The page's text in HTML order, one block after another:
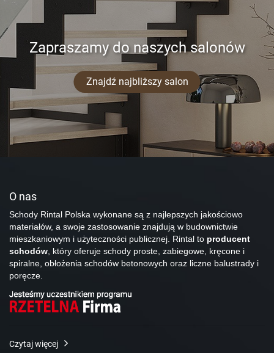
Zapraszamy do naszych salonów
Znajdź najbliższy salon
O nas
Schody Rintal Polska wykonane są z najlepszych jakościowo
materiałów, a swoje zastosowanie znajdują w budownictwie
mieszkaniowym i użyteczności publicznej. Rintal to producent
schodów, który oferuje schody proste, zabiegowe, kręcone i
spiralne, obłożenia schodów betonowych oraz liczne balustrady i
poręcze.
Czytaj więcej